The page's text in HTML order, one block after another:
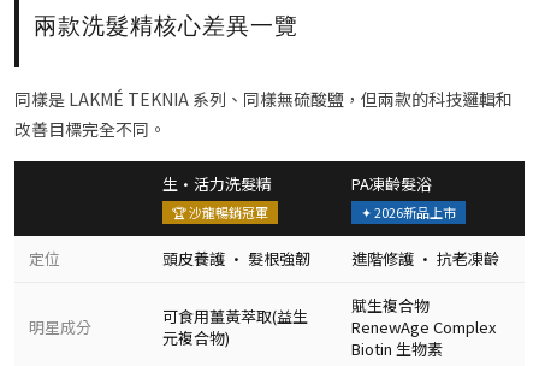
兩款洗髮精核心差異一覽
同樣是 LAKMÉ TEKNIA 系列、同樣無硫酸鹽，但兩款的科技邏輯和
改善目標完全不同。
生·活力洗髮精
🏆 沙龍暢銷冠軍
PA凍齡髮浴
✦ 2026新品上市
定位 頭皮養護 · 髮根強韌 進階修護 · 抗老凍齡
明星成分
可食用薑黃萃取(益生
元複合物)
賦生複合物
RenewAge Complex
Biotin 生物素